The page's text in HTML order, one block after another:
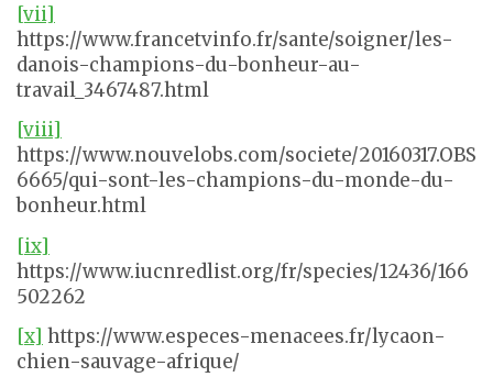
[vii]
https://www.francetvinfo.fr/sante/soigner/les-
danois-champions-du-bonheur-au-
travail_3467487.html
[viii]
https://www.nouvelobs.com/societe/20160317.OBS
6665/qui-sont-les-champions-du-monde-du-
bonheur.html
[ix]
https://www.iucnredlist.org/fr/species/12436/166
502262
[x] https://www.especes-menacees.fr/lycaon-
chien-sauvage-afrique/